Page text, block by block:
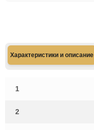
Характеристики и описание
1
2